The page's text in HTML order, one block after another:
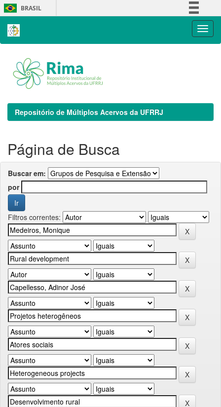
Skip
navigation
BRASIL
Repositório de Múltiplos Acervos da UFRRJ
Página de Busca
Buscar em:
por
Filtros correntes: